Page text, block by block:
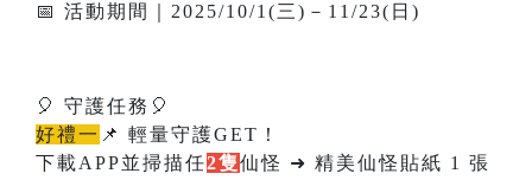
📅 活動期間｜2025/10/1(三)－11/23(日)
🎈 守護任務🎈
好禮一 📌 輕量守護GET！
下載APP並掃描任2隻仙怪 ➜ 精美仙怪貼紙 1 張